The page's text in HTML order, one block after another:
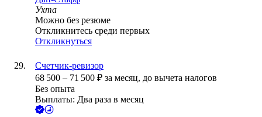
Ухта
Можно без резюме
Откликнитесь среди первых
Откликнуться
Счетчик-ревизор
68 500 – 71 500 ₽ за месяц, до вычета налогов
Без опыта
Выплаты: Два раза в месяц